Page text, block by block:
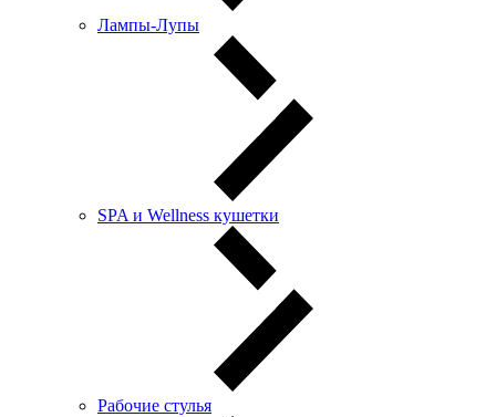
Лампы-Лупы
SPA и Wellness кушетки
Рабочие стулья